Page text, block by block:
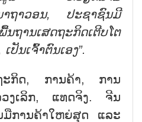
າຖາວອນ, ປະຊາຊົນມີ
ຖານເສດຖະກິດເຕີບໂຕ
ປັນເຈົ້າຕົນເອງ”.
ຖະກິດ, ການຄ້າ, ການ
ວງເລິກ, ແທດຈິງ. ຈີນ
ມືການຄ້າໃຫຍ່ສຸດ ແລະ